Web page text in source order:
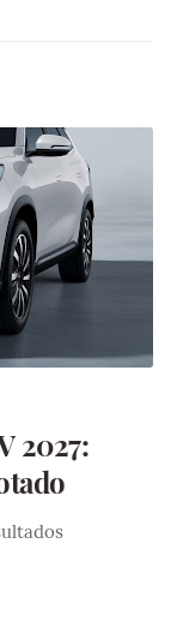
2027: